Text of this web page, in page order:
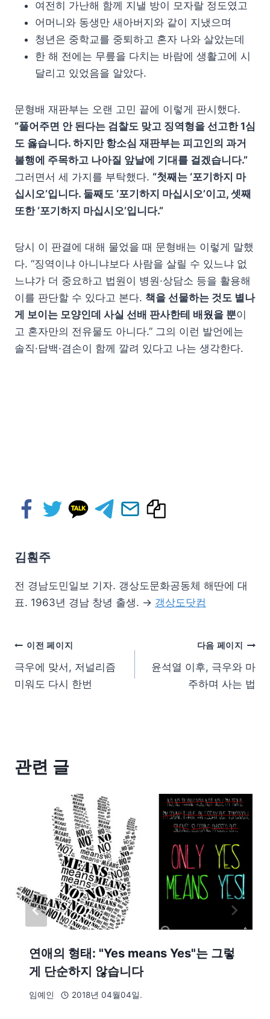
여전히 가난해 함께 지낼 방이 모자랄 정도였고
어머니와 동생만 새아버지와 같이 지냈으며
청년은 중학교를 중퇴하고 혼자 나와 살았는데
한 해 전에는 무릎을 다치는 바람에 생활고에 시
달리고 있었음을 알았다.
문형배 재판부는 오랜 고민 끝에 이렇게 판시했다.
“풀어주면 안 된다는 검찰도 맞고 징역형을 선고한 1심
도 옳습니다. 하지만 항소심 재판부는 피고인의 과거
불행에 주목하고 나아질 앞날에 기대를 걸겠습니다.”
그러면서 세 가지를 부탁했다. “첫째는 ‘포기하지 마
십시오’입니다. 둘째도 ‘포기하지 마십시오’이고, 셋째
또한 ‘포기하지 마십시오’입니다.”
당시 이 판결에 대해 물었을 때 문형배는 이렇게 말했
다. “징역이냐 아니냐보다 사람을 살릴 수 있느냐 없
느냐가 더 중요하고 법원이 병원·상담소 등을 활용해
이를 판단할 수 있다고 본다. 책을 선물하는 것도 별나
게 보이는 모양인데 사실 선배 판사한테 배웠을 뿐이
고 혼자만의 전유물도 아니다.” 그의 이런 발언에는
솔직·담백·겸손이 함께 깔려 있다고 나는 생각한다.
김훤주
전 경남도민일보 기자. 갱상도문화공동체 해딴에 대
표. 1963년 경남 창녕 출생. → 갱상도닷컴
이전 페이지
극우에 맞서, 저널리즘
미워도 다시 한번
다음 페이지
윤석열 이후, 극우와 마
주하며 사는 법
관련 글
연애의 형태: "Yes means Yes"는 그렇
게 단순하지 않습니다
임예인 2018년 04월04일.